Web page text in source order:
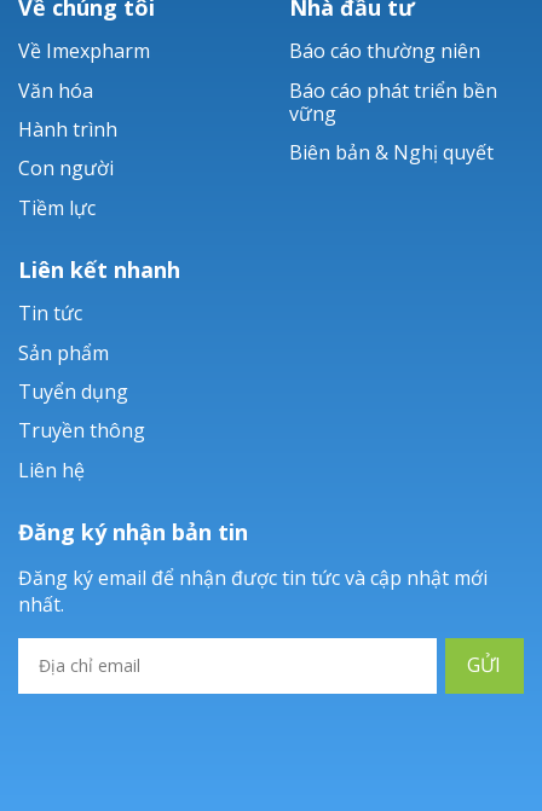
Về chúng tôi
Về Imexpharm
Văn hóa
Hành trình
Con người
Tiềm lực
Nhà đầu tư
Báo cáo thường niên
Báo cáo phát triển bền
vững
Biên bản & Nghị quyết
Liên kết nhanh
Tin tức
Sản phẩm
Tuyển dụng
Truyền thông
Liên hệ
Đăng ký nhận bản tin
Đăng ký email để nhận được tin tức và cập nhật mới
nhất.
GỬI